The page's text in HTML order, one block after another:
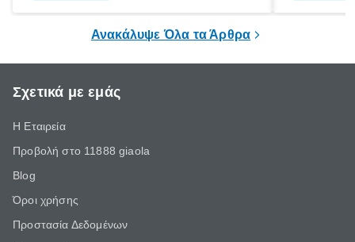
ηλεκτρολόγου είναι πιθανόν απαραίτητη.
Ανακάλυψε Όλα τα Άρθρα
Σχετικά με εμάς
Η Εταιρεία
Προβολή στο 11888 giaola
Blog
Όροι χρήσης
Προστασία Δεδομένων